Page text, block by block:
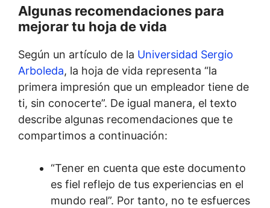
Algunas recomendaciones para
mejorar tu hoja de vida
Según un artículo de la Universidad Sergio
Arboleda, la hoja de vida representa “la
primera impresión que un empleador tiene de
ti, sin conocerte”. De igual manera, el texto
describe algunas recomendaciones que te
compartimos a continuación:
“Tener en cuenta que este documento
es fiel reflejo de tus experiencias en el
mundo real”. Por tanto, no te esfuerces